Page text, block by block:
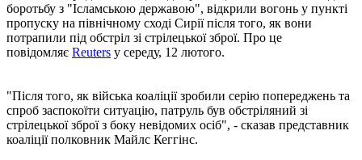
боротьбу з "Ісламською державою", відкрили вогонь у пункті
пропуску на північному сході Сирії після того, як вони
потрапили під обстріл зі стрілецької зброї. Про це
повідомляє Reuters у середу, 12 лютого.
"Після того, як війська коаліції зробили серію попереджень та
спроб заспокоїти ситуацію, патруль був обстріляний зі
стрілецької зброї з боку невідомих осіб", - сказав представник
коаліції полковник Майлс Кеггінс.